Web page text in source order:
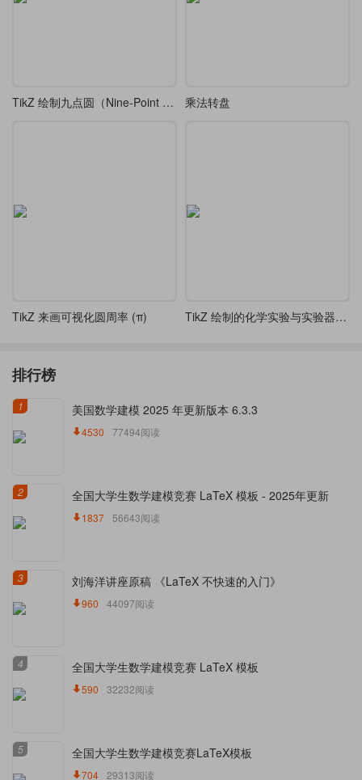
TikZ 绘制九点圆（Nine-Point Circle），又称欧拉圆、费尔巴哈圆 乘法转盘
TikZ 来画可视化圆周率 (π) TikZ 绘制的化学实验与实验器材示意图
排行榜
1 美国数学建模 2025 年更新版本 6.3.3
4530 77494阅读
2 全国大学生数学建模竞赛 LaTeX 模板 - 2025年更新
1837 56643阅读
3 刘海洋讲座原稿 《LaTeX 不快速的入门》
960 44097阅读
4 全国大学生数学建模竞赛 LaTeX 模板
590 32232阅读
5 全国大学生数学建模竞赛LaTeX模板
704 29313阅读